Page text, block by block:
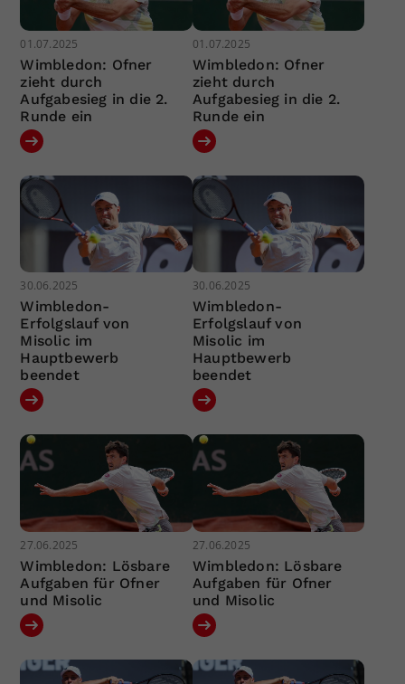
01.07.2025
Wimbledon: Ofner
zieht durch
Aufgabesieg in die 2.
Runde ein
01.07.2025
Wimbledon: Ofner
zieht durch
Aufgabesieg in die 2.
Runde ein
30.06.2025
Wimbledon-
Erfolgslauf von
Misolic im
Hauptbewerb
beendet
30.06.2025
Wimbledon-
Erfolgslauf von
Misolic im
Hauptbewerb
beendet
27.06.2025
Wimbledon: Lösbare
Aufgaben für Ofner
und Misolic
27.06.2025
Wimbledon: Lösbare
Aufgaben für Ofner
und Misolic